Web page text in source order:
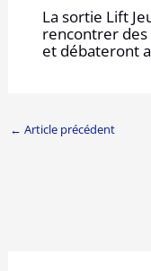
La sortie Lift
rencontrer
et débateront
← Article précédent